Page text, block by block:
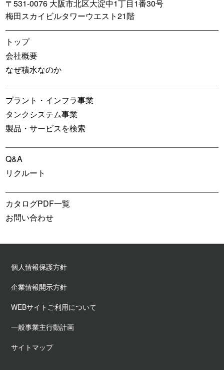
〒531-0076 大阪市北区大淀中1丁目1番30号
梅田スカイビルタワーウエスト21階
トップ
会社概要
なぜ積水なのか
プラント・インフラ事業
タンクシステム事業
製品・サービスを検索
Q&A
リクルート
カタログPDF一覧
お問い合わせ
個人情報保護方針
企業情報開示方針
WEBサイトご利用について
一般事業主行動計画
サイトマップ